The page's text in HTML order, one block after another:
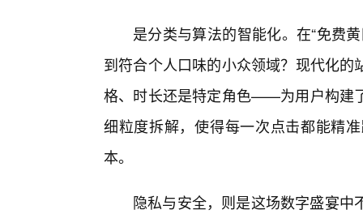
是分类与算法的智能化。在“免费
到符合个人口味的小众领域？现代化
格、时长还是特定角色——为用户构建
细粒度拆解，使得每一次点击都能精
本。
隐私与安全，则是这场数字盛宴